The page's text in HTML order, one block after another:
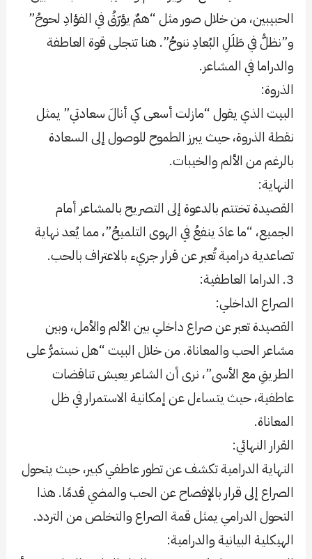
الحبيبين، من خلال صور مثل “همٌ يؤرّقُ في الفؤادِ لحوحُ”
و”نظلُّ في طَلَلِ البُعادِ ننوحُ”. هنا تتجلى قوة العاطفة
والدراما في المشاعر.
الذروة:
البيت الذي يقول “مازلت أسعى كي أنالَ سعادتي” يمثل
نقطة الذروة، حيث يبرز الطموح للوصول إلى السعادة
بالرغم من الألم والخيبات.
النهاية:
القصيدة تختتم بالدعوة إلى التصريح بالمشاعر أمام
الجميع، “ما عادَ ينفعُ في الهوى التلميحُ”، مما يُعد نهاية
تصاعدية درامية تُعبر عن قرار جريء بالاعتراف بالحب.
3. الدراما العاطفية:
الصراع الداخلي:
القصيدة تعبر عن صراع داخلي بين الألم والأمل، وبين
مشاعر الحب والمعاناة. من خلال البيت “هل نستمرُّ على
الطريقِ مع الأسى”، نرى أن الشاعر يعيش تناقضات
عاطفية، حيث يتساءل عن إمكانية الاستمرار في ظل
المعاناة.
القرار النهائي:
النهاية الدرامية تكشف عن تطور عاطفي كبير، حيث يتحول
الصراع إلى قرار بالإفصاح عن الحب والمضي قدمًا. هذا
التحول الدرامي يمثل قمة الصراع والتخلص من التردد.
الهيكلية البيانية والدرامية: